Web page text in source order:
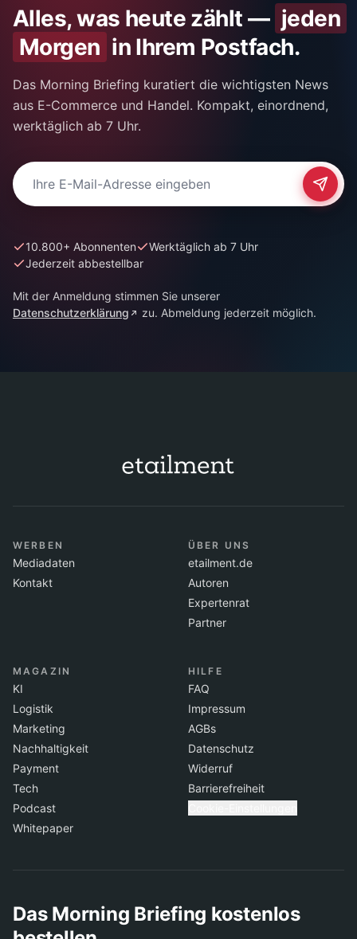
Alles, was heute zählt — jeden
Morgen in Ihrem Postfach.
Das Morning Briefing kuratiert die wichtigsten News
aus E-Commerce und Handel. Kompakt, einordnend,
werktäglich ab 7 Uhr.
E-Mail-Adresse für Newsletter
10.800+ Abonnenten
Werktäglich ab 7 Uhr
Jederzeit abbestellbar
Mit der Anmeldung stimmen Sie unserer
Datenschutzerklärung
zu. Abmeldung jederzeit möglich.
WERBEN
Mediadaten
Kontakt
ÜBER UNS
etailment.de
Autoren
Expertenrat
Partner
MAGAZIN
KI
Logistik
Marketing
Nachhaltigkeit
Payment
Tech
Podcast
Whitepaper
HILFE
FAQ
Impressum
AGBs
Datenschutz
Widerruf
Barrierefreiheit
Das Morning Briefing kostenlos